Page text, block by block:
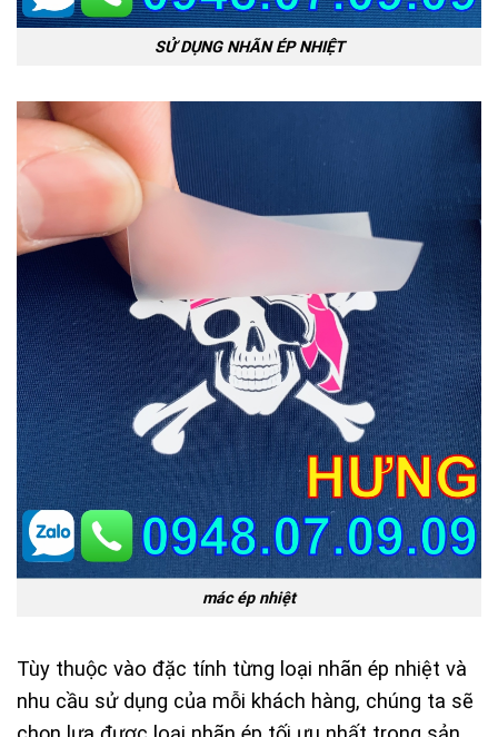
SỬ DỤNG NHÃN ÉP NHIỆT
mác ép nhiệt
Tùy thuộc vào đặc tính từng loại nhãn ép nhiệt và
nhu cầu sử dụng của mỗi khách hàng, chúng ta sẽ